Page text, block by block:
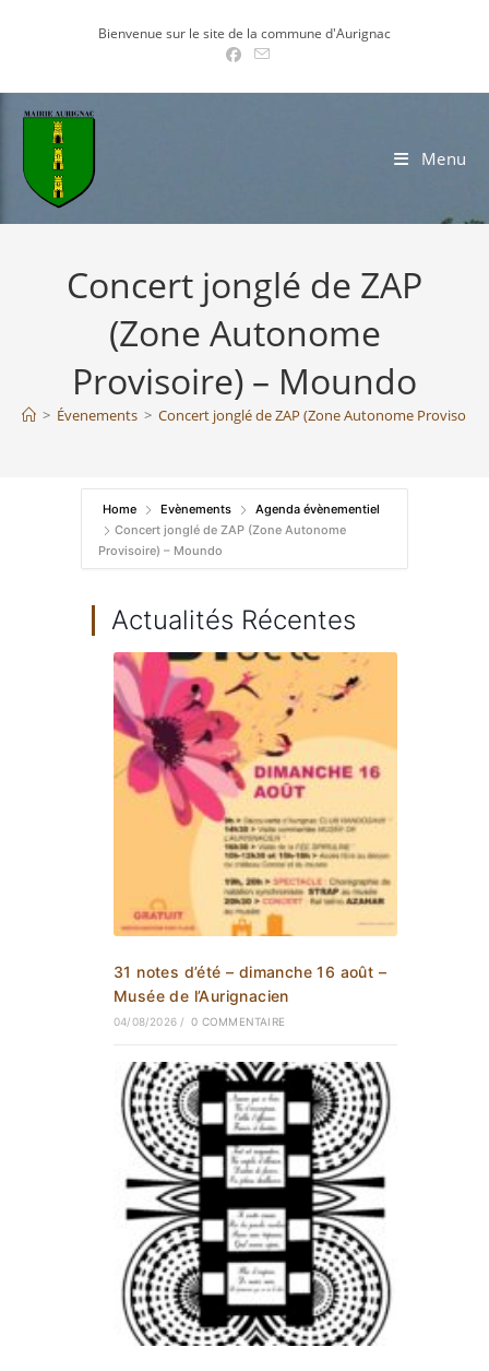
Bienvenue sur le site de la commune d'Aurignac
Menu
Concert jonglé de ZAP
(Zone Autonome
Provisoire) – Moundo
> Évenements > Concert jonglé de ZAP (Zone Autonome
Home Evènements
Agenda évènementiel
Concert jonglé de ZAP (Zone Autonome
Provisoire) – Moundo
Actualités Récentes
31 notes d’été – dimanche 16 août –
Musée de l’Aurignacien
04/08/2026 / 0 COMMENTAIRE